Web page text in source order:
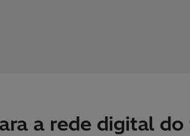
a rede digital